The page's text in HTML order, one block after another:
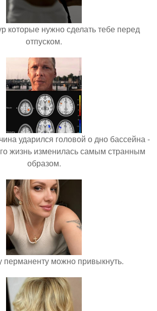
которые нужно сделать тебе перед
отпуском.
ударился головой о дно бассейна -
жизнь изменилась самым странным
образом.
перманенту можно привыкнуть.